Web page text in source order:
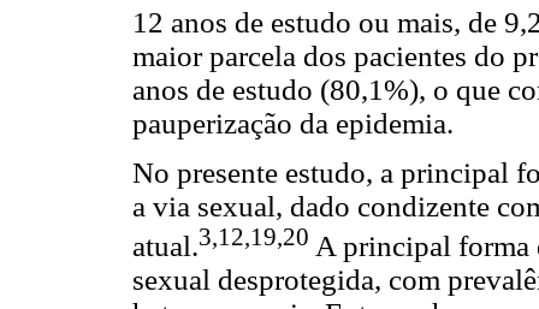
12 anos de estudo ou mais, de
maior parcela dos pacientes do
anos de estudo (80,1%), o que
pauperização da epidemia.
No presente estudo, a principal
a via sexual, dado condizente
atual.3,12,19,20 A principal forma
sexual desprotegida, com